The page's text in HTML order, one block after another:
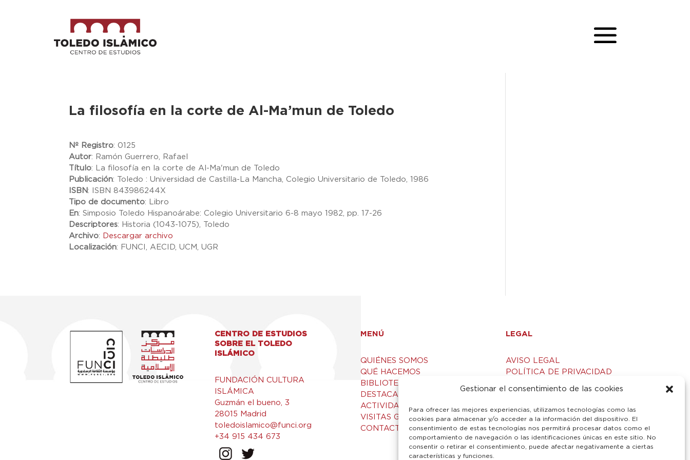
Gestionar el consentimiento de las cookies
Para ofrecer las mejores experiencias, utilizamos tecnologías como las
cookies para almacenar y/o acceder a la información del dispositivo. El
consentimiento de estas tecnologías nos permitirá procesar datos como el
comportamiento de navegación o las identificaciones únicas en este sitio. No
consentir o retirar el consentimiento, puede afectar negativamente a ciertas
características y funciones.
La filosofía en la corte de Al-Ma’mun de Toledo
Nº Registro:0125
Autor: Ramón Guerrero, Rafael
Título: La filosofía en la corte de Al-Ma'mun de Toledo
Publicación:
Toledo : Universidad de Castilla-La Mancha, Colegio Universitario de Toledo, 1986
ISBN:
ISBN 843986244X
Tipo de documento: Libro
En:Simposio Toledo Hispanoárabe: Colegio Universitario 6-8 mayo 1982, pp. 17-26
Descriptores: Historia (1043-1075), Toledo
Archivo: Descargar archivo
Localización: FUNCI, AECID, UCM, UGR
CENTRO DE ESTUDIOS
SOBRE EL TOLEDO
ISLÁMICO
FUNDACIÓN CULTURA
ISLÁMICA
Guzmán el bueno, 3
28015 Madrid
toledoislamico@funci.org
+34 915 434 673
MENÚ
QUIÉNES SOMOS
QUÉ HACEMOS
BIBLIOTECA Y RECURSOS
DESTACADOS
ACTIVIDADES
VISITAS GUIADAS
CONTACTO
LEGAL
AVISO LEGAL
POLÍTICA DE PRIVACIDAD